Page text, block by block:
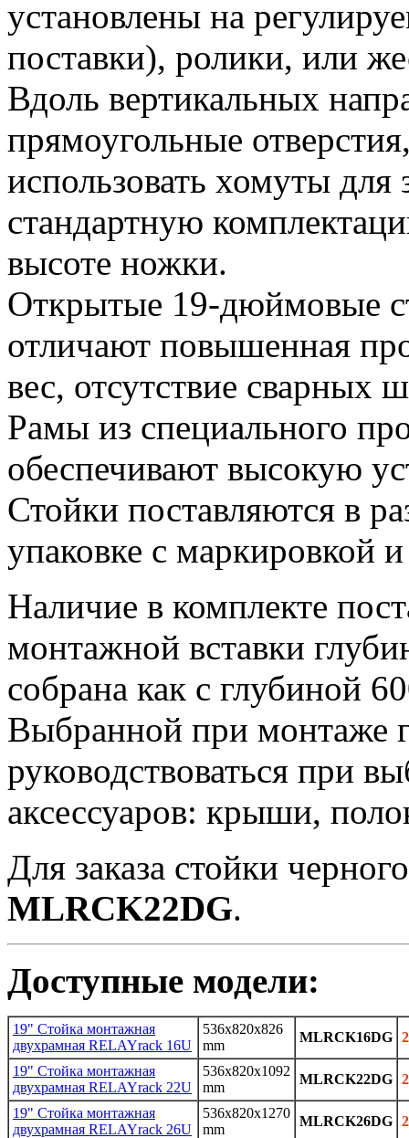
установлены на
поставки), ролики, или
Вдоль вертикальных
прямоугольные
использовать хомуты для
стандартную
высоте ножки.
Открытые 19-дюймовые
отличают повышенная
вес, отсутствие сварных
Рамы из специального
обеспечивают высокую
Стойки поставляются в
упаковке с маркировкой
Наличие в комплекте
монтажной вставки
собрана как с глубиной
Выбранной при монтаже
руководствоваться при
аксессуаров: крыши,
Для заказа стойки
MLRCK22DG.
Доступные модели:
19" Стойка монтажная
двухрамная RELAYrack 16U
536x820x826
mm
MLRCK16DG
19" Стойка монтажная
двухрамная RELAYrack 22U
536x820x1092
mm
MLRCK22DG
19" Стойка монтажная
двухрамная RELAYrack 26U
536x820x1270
mm
MLRCK26DG